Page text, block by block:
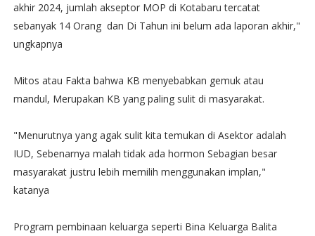
akhir 2024, jumlah akseptor MOP di Kotabaru tercatat
sebanyak 14 Orang dan Di Tahun ini belum ada laporan akhir,"
ungkapnya
‎Mitos atau Fakta bahwa KB menyebabkan gemuk atau
mandul, Merupakan KB yang paling sulit di masyarakat.
‎"Menurutnya yang agak sulit kita temukan di Asektor adalah
IUD, Sebenarnya malah tidak ada hormon Sebagian besar
masyarakat justru lebih memilih menggunakan implan,"
katanya
‎Program pembinaan keluarga seperti Bina Keluarga Balita